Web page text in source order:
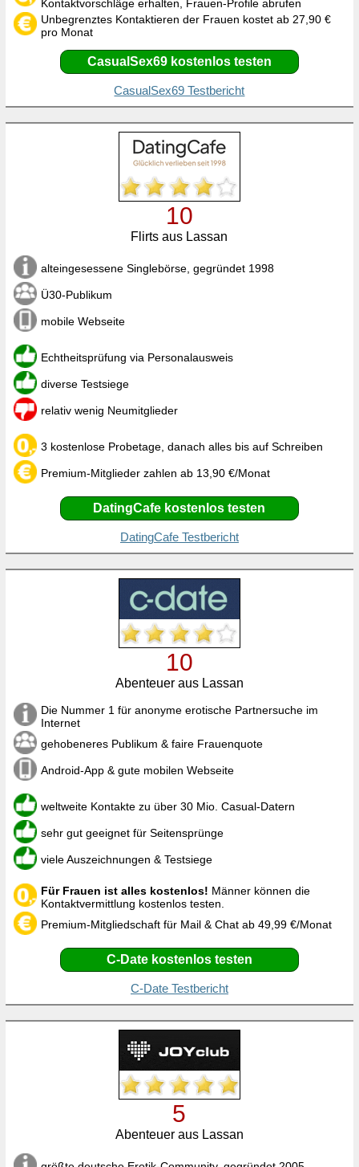
Kontaktvorschläge erhalten, Frauen-Profile abrufen
Unbegrenztes Kontaktieren der Frauen kostet ab 27,90 €
pro Monat
CasualSex69 kostenlos testen
CasualSex69 Testbericht
10
Flirts aus Lassan
alteingesessene Singlebörse, gegründet 1998
Ü30-Publikum
mobile Webseite
Echtheitsprüfung via Personalausweis
diverse Testsiege
relativ wenig Neumitglieder
3 kostenlose Probetage, danach alles bis auf Schreiben
Premium-Mitglieder zahlen ab 13,90 €/Monat
DatingCafe kostenlos testen
DatingCafe Testbericht
10
Abenteuer aus Lassan
Die Nummer 1 für anonyme erotische Partnersuche im
Internet
gehobeneres Publikum & faire Frauenquote
Android-App & gute mobilen Webseite
weltweite Kontakte zu über 30 Mio. Casual-Datern
sehr gut geeignet für Seitensprünge
viele Auszeichnungen & Testsiege
Für Frauen ist alles kostenlos! Männer können die
Kontaktvermittlung kostenlos testen.
Premium-Mitgliedschaft für Mail & Chat ab 49,99 €/Monat
C-Date kostenlos testen
C-Date Testbericht
5
Abenteuer aus Lassan